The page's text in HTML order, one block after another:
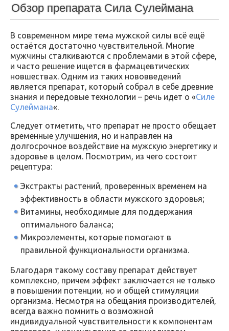
Обзор препарата Сила Сулеймана
В современном мире тема мужской силы всё ещё
остаётся достаточно чувствительной. Многие
мужчины сталкиваются с проблемами в этой сфере,
и часто решение ищется в фармацевтических
новшествах. Одним из таких нововведений
является препарат, который собрал в себе древние
знания и передовые технологии – речь идет о «Силе
Сулеймана«.
Следует отметить, что препарат не просто обещает
временные улучшения, но и направлен на
долгосрочное воздействие на мужскую энергетику и
здоровье в целом. Посмотрим, из чего состоит
рецептура:
Экстракты растений, проверенных временем на
эффективность в области мужского здоровья;
Витамины, необходимые для поддержания
оптимального баланса;
Микроэлементы, которые помогают в
правильной функциональности организма.
Благодаря такому составу препарат действует
комплексно, причем эффект заключается не только
в повышении потенции, но и общей стимуляции
организма. Несмотря на обещания производителей,
всегда важно помнить о возможной
индивидуальной чувствительности к компонентам